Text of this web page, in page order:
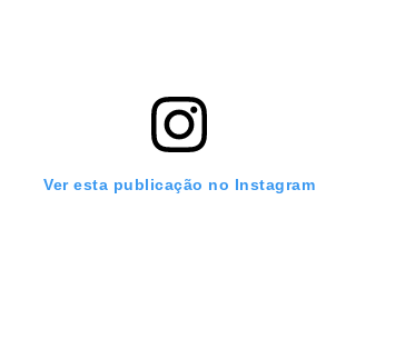
Ver esta publicação no Instagram